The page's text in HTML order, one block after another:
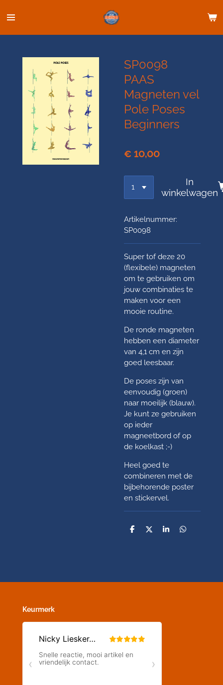
direct
SP0098
PAAS
Magneten vel
Pole Poses
Beginners
€ 10,00
In
winkelwagen
Artikelnummer:
SP0098
Super tof deze 20
(flexibele) magneten
om te gebruiken om
jouw combinaties te
maken voor een
mooie routine.
De ronde magneten
hebben een diameter
van 4,1 cm en zijn
goed leesbaar.
De poses zijn van
eenvoudig (groen)
naar moeilijk (blauw).
Je kunt ze gebruiken
op ieder
magneetbord of op
de koelkast ;-)
Heel goed te
combineren met de
bijbehorende poster
en stickervel.
D
D
S
D
Keurmerk